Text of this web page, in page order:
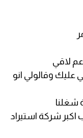
لاقي
عليك وقالولي انو
شغلنا
اكبر شركة استيراد